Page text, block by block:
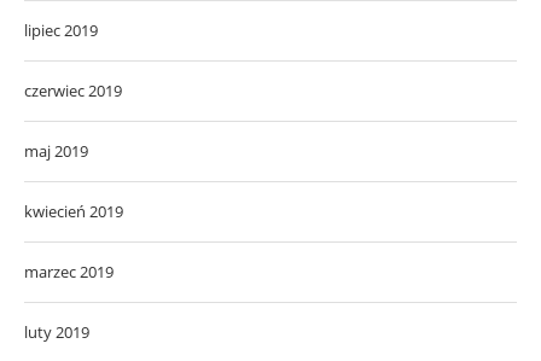
lipiec 2019
czerwiec 2019
maj 2019
kwiecień 2019
marzec 2019
luty 2019